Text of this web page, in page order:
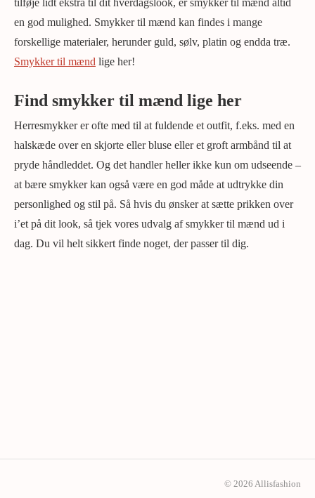
tilføje lidt ekstra til dit hverdagslook, er smykker til mænd altid
en god mulighed. Smykker til mænd kan findes i mange
forskellige materialer, herunder guld, sølv, platin og endda træ.
Smykker til mænd lige her!
Find smykker til mænd lige her
Herresmykker er ofte med til at fuldende et outfit, f.eks. med en
halskæde over en skjorte eller bluse eller et groft armbånd til at
pryde håndleddet. Og det handler heller ikke kun om udseende –
at bære smykker kan også være en god måde at udtrykke din
personlighed og stil på. Så hvis du ønsker at sætte prikken over
i’et på dit look, så tjek vores udvalg af smykker til mænd ud i
dag. Du vil helt sikkert finde noget, der passer til dig.
© 2026 Allisfashion